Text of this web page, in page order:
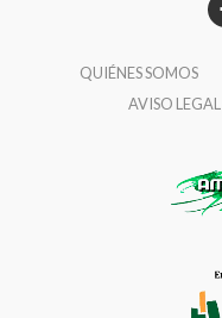
QUIÉNES SOMOS
AVISO LEGAL